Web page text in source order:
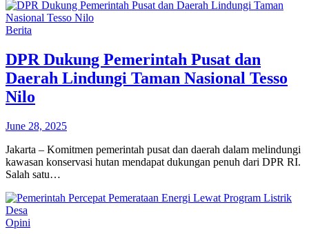
Berita
DPR Dukung Pemerintah Pusat dan
Daerah Lindungi Taman Nasional Tesso
Nilo
June 28, 2025
Jakarta – Komitmen pemerintah pusat dan daerah dalam melindungi
kawasan konservasi hutan mendapat dukungan penuh dari DPR RI.
Salah satu…
Opini